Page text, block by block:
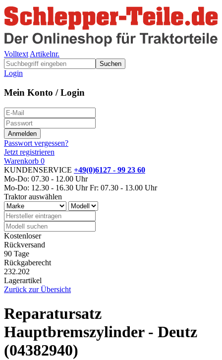
Volltext Artikelnr.
Suchen
Login
Mein Konto / Login
Passwort vergessen?
Jetzt registrieren
Warenkorb 0
KUNDENSERVICE +49(0)6127 - 99 23 60
Mo-Do: 07.30 - 12.00 Uhr
Mo-Do: 12.30 - 16.30 Uhr Fr: 07.30 - 13.00 Uhr
Traktor auswählen
Kostenloser
Rückversand
90 Tage
Rückgaberecht
232.202
Lagerartikel
Zurück zur Übersicht
Reparatursatz
Hauptbremszylinder - Deutz
(04382940)